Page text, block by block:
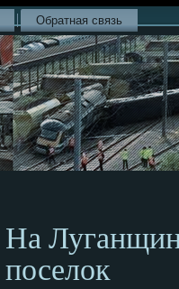
Обратная связь
На
поселок